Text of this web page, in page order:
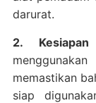
darurat.
2.
menggunakan
memastikan
siap